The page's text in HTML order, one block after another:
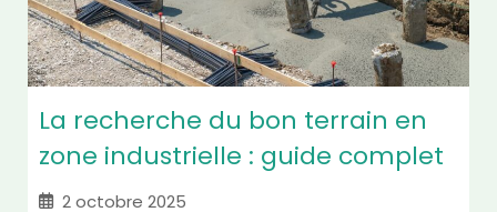
La recherche du bon terrain en
zone industrielle : guide complet
2 octobre 2025